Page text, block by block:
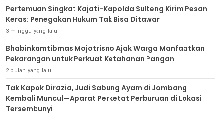
Pertemuan Singkat Kajati-Kapolda Sulteng Kirim Pesan
Keras: Penegakan Hukum Tak Bisa Ditawar
3 minggu yang lalu
Bhabinkamtibmas Mojotrisno Ajak Warga Manfaatkan
Pekarangan untuk Perkuat Ketahanan Pangan
2 bulan yang lalu
Tak Kapok Dirazia, Judi Sabung Ayam di Jombang
Kembali Muncul—Aparat Perketat Perburuan di Lokasi
Tersembunyi